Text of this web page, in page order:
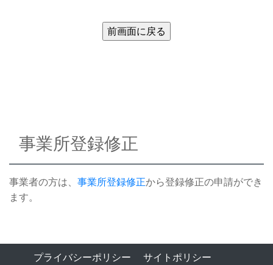
事業所登録修正
事業者の方は、 事業所登録修正から登録修正の申請ができ
ます。
プライバシーポリシー サイトポリシー